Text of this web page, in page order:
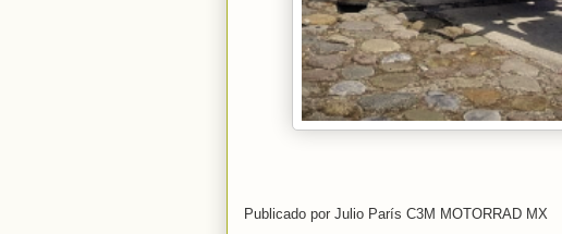
Publicado por Julio París C3M MOTORRAD MX